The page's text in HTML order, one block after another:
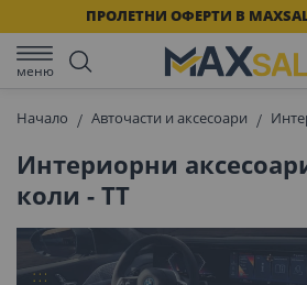
ПРОЛЕТНИ ОФЕРТИ В
меню
Начало Авточасти и аксесоари
Интериорни
коли - TT